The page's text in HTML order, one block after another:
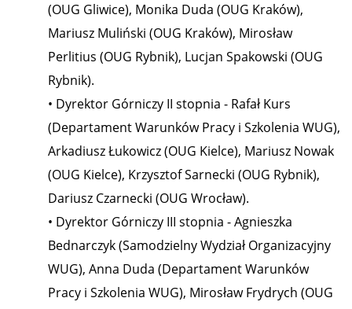
(OUG Gliwice), Monika Duda (OUG Kraków),
Mariusz Muliński (OUG Kraków), Mirosław
Perlitius (OUG Rybnik), Lucjan Spakowski (OUG
Rybnik).
• Dyrektor Górniczy II stopnia - Rafał Kurs
(Departament Warunków Pracy i Szkolenia WUG),
Arkadiusz Łukowicz (OUG Kielce), Mariusz Nowak
(OUG Kielce), Krzysztof Sarnecki (OUG Rybnik),
Dariusz Czarnecki (OUG Wrocław).
• Dyrektor Górniczy III stopnia - Agnieszka
Bednarczyk (Samodzielny Wydział Organizacyjny
WUG), Anna Duda (Departament Warunków
Pracy i Szkolenia WUG), Mirosław Frydrych (OUG